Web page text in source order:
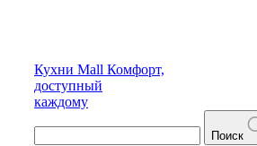
Кухни Mall Комфорт,
доступный
каждому
Поиск